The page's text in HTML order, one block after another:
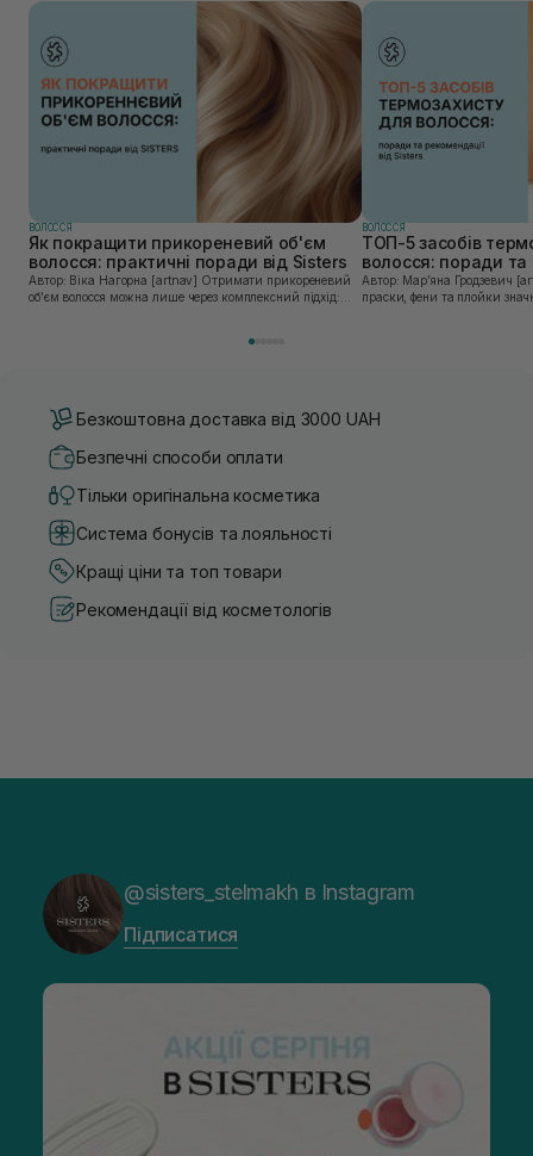
ВОЛОССЯ
Як покращити прикореневий об'єм
волосся: практичні поради від Sisters
Автор: Віка Нагорна [artnav] Отримати прикореневий
об’єм волосся можна лише через комплексний підхід:
ВОЛОССЯ
ТОП-5 засобів
волосся: поради та
Sisters
Автор: Марʼяна Гродзевич [artnav] Сучасні
праски, фени та плойки
Безкоштовна доставка від 3000 UAH
Безпечні способи оплати
Тільки оригінальна косметика
Система бонусів та лояльності
Кращі ціни та топ товари
Рекомендації від косметологів
@sisters_stelmakh в Instagram
Підписатися